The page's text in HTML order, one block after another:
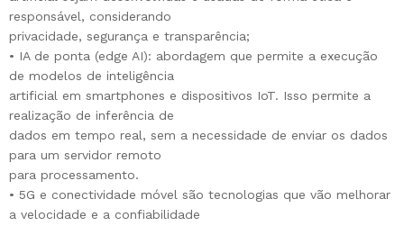
responsável, considerando
privacidade, segurança e transparência;
• IA de ponta (edge AI): abordagem que permite a execução
de modelos de inteligência
artificial em smartphones e dispositivos IoT. Isso permite a
realização de inferência de
dados em tempo real, sem a necessidade de enviar os dados
para um servidor remoto
para processamento.
• 5G e conectividade móvel são tecnologias que vão melhorar
a velocidade e a confiabilidade